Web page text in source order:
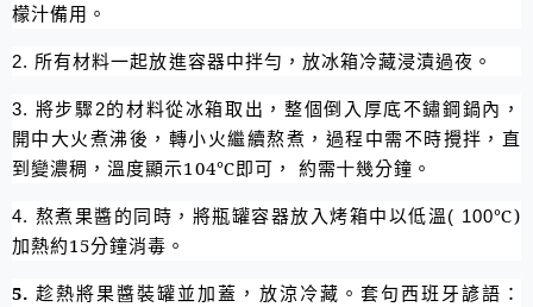
檬汁備用。
2. 所有材料一起放進容器中拌勻，放冰箱冷藏浸漬過夜。
3. 將步驟2的材料從冰箱取出，整個倒入厚底不鏽鋼鍋內，
開中大火煮沸後，轉小火繼續熬煮，過程中需不時攪拌，直
到變濃稠，溫度顯示104℃即可， 約需十幾分鐘。
4. 熬煮果醬的同時，將瓶罐容器放入烤箱中以低溫( 100℃)
加熱約15分鐘消毒。
5.趁熱將果醬裝罐並加蓋，放涼冷藏。套句西班牙諺語：